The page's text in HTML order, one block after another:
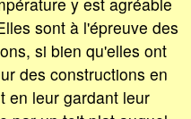
sont à l'épreuve des
si bien qu'elles ont
des constructions en
en leur gardant leur